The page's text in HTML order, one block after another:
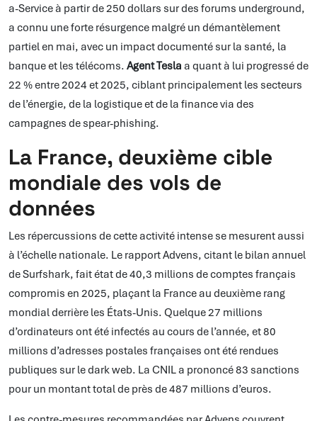
a-Service à partir de 250 dollars sur des forums underground,
a connu une forte résurgence malgré un démantèlement
partiel en mai, avec un impact documenté sur la santé, la
banque et les télécoms. Agent Tesla a quant à lui progressé de
22 % entre 2024 et 2025, ciblant principalement les secteurs
de l’énergie, de la logistique et de la finance via des
campagnes de spear-phishing.
La France, deuxième cible
mondiale des vols de
données
Les répercussions de cette activité intense se mesurent aussi
à l’échelle nationale. Le rapport Advens, citant le bilan annuel
de Surfshark, fait état de 40,3 millions de comptes français
compromis en 2025, plaçant la France au deuxième rang
mondial derrière les États-Unis. Quelque 27 millions
d’ordinateurs ont été infectés au cours de l’année, et 80
millions d’adresses postales françaises ont été rendues
publiques sur le dark web. La CNIL a prononcé 83 sanctions
pour un montant total de près de 487 millions d’euros.